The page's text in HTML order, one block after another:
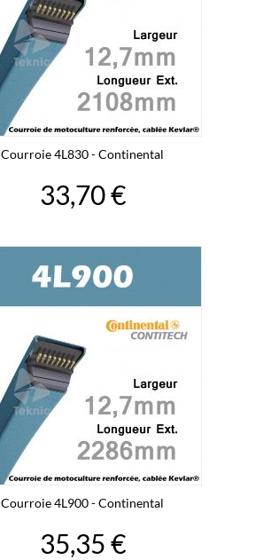
Courroie 4L830 - Continental
33,70 €
Courroie 4L900 - Continental
35,35 €